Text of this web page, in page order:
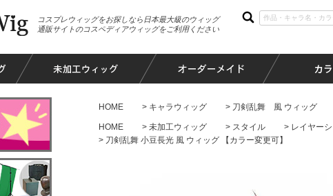
コスプレウィッグをお探しなら日本最大級のウィッグ
通販サイトのコスペディアウィッグをご利用ください
HOME キャラウィッグ 刀剣乱舞 風 ウィッグ
HOME 未加工ウィッグ スタイル
レイヤー
刀剣乱舞 小豆長光 風 ウィッグ 【カラー変更可】